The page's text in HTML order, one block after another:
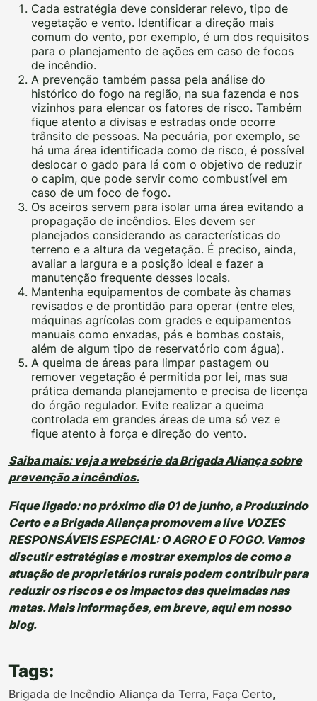
Cada estratégia deve considerar relevo, tipo de
vegetação e vento. Identificar a direção mais
comum do vento, por exemplo, é um dos requisitos
para o planejamento de ações em caso de focos
de incêndio.
A prevenção também passa pela análise do
histórico do fogo na região, na sua fazenda e nos
vizinhos para elencar os fatores de risco. Também
fique atento a divisas e estradas onde ocorre
trânsito de pessoas. Na pecuária, por exemplo, se
há uma área identificada como de risco, é possível
deslocar o gado para lá com o objetivo de reduzir
o capim, que pode servir como combustível em
caso de um foco de fogo.
Os aceiros servem para isolar uma área evitando a
propagação de incêndios. Eles devem ser
planejados considerando as características do
terreno e a altura da vegetação. É preciso, ainda,
avaliar a largura e a posição ideal e fazer a
manutenção frequente desses locais.
Mantenha equipamentos de combate às chamas
revisados e de prontidão para operar (entre eles,
máquinas agrícolas com grades e equipamentos
manuais como enxadas, pás e bombas costais,
além de algum tipo de reservatório com água).
A queima de áreas para limpar pastagem ou
remover vegetação é permitida por lei, mas sua
prática demanda planejamento e precisa de licença
do órgão regulador. Evite realizar a queima
controlada em grandes áreas de uma só vez e
fique atento à força e direção do vento.
Saiba mais: veja a websérie da Brigada Aliança sobre
prevenção a incêndios.
Fique ligado: no próximo dia 01 de junho, a Produzindo
Certo e a Brigada Aliança promovem a live VOZES
RESPONSÁVEIS ESPECIAL: O AGRO E O FOGO. Vamos
discutir estratégias e mostrar exemplos de como a
atuação de proprietários rurais podem contribuir para
reduzir os riscos e os impactos das queimadas nas
matas. Mais informações, em breve, aqui em nosso
blog.
Tags:
Brigada de Incêndio Aliança da Terra, Faça Certo,